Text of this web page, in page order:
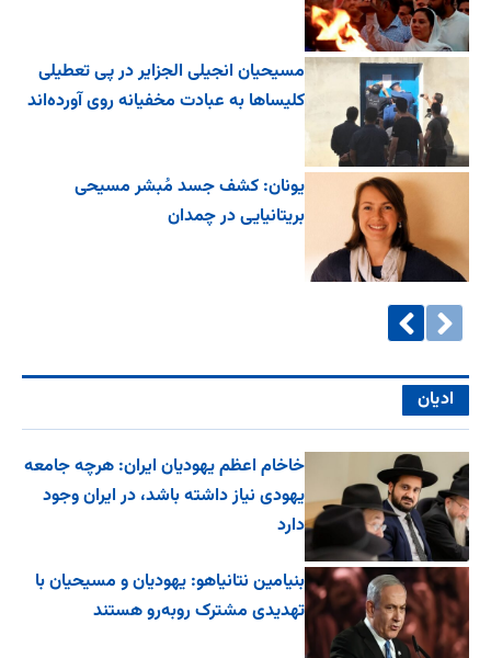
مسیحیان انجیلی الجزایر در پی تعطیلی
کلیساها به عبادت مخفیانه روی آورده‌اند
یونان: کشف جسد مُبشر مسیحی
بریتانیایی در چمدان
ادیان
خاخام اعظم یهودیان ایران: هرچه جامعه
یهودی نیاز داشته باشد، در ایران وجود
دارد
بنیامین نتانیاهو: یهودیان و مسیحیان با
تهدیدی مشترک روبه‌رو هستند